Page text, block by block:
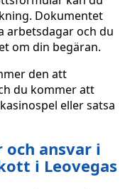
Dokumentet
arbetsdagar och du
om din begäran.
den att
du kommer att
eller satsa
ansvar i
i Leovegas